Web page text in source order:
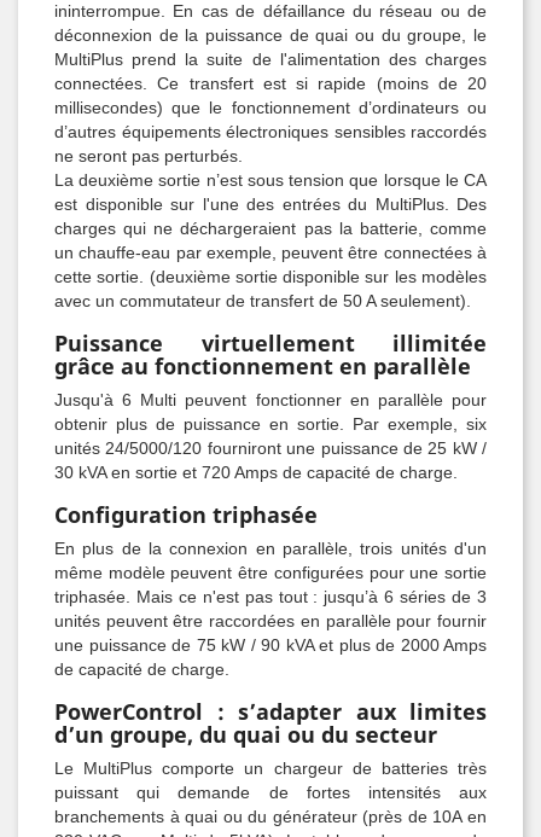
ininterrompue. En cas de défaillance du réseau ou de
déconnexion de la puissance de quai ou du groupe, le
MultiPlus prend la suite de l'alimentation des charges
connectées. Ce transfert est si rapide (moins de 20
millisecondes) que le fonctionnement d’ordinateurs ou
d’autres équipements électroniques sensibles raccordés
ne seront pas perturbés.
La deuxième sortie n’est sous tension que lorsque le CA
est disponible sur l'une des entrées du MultiPlus. Des
charges qui ne déchargeraient pas la batterie, comme
un chauffe-eau par exemple, peuvent être connectées à
cette sortie. (deuxième sortie disponible sur les modèles
avec un commutateur de transfert de 50 A seulement).
Puissance virtuellement illimitée
grâce au fonctionnement en parallèle
Jusqu'à 6 Multi peuvent fonctionner en parallèle pour
obtenir plus de puissance en sortie. Par exemple, six
unités 24/5000/120 fourniront une puissance de 25 kW /
30 kVA en sortie et 720 Amps de capacité de charge.
Configuration triphasée
En plus de la connexion en parallèle, trois unités d'un
même modèle peuvent être configurées pour une sortie
triphasée. Mais ce n'est pas tout : jusqu’à 6 séries de 3
unités peuvent être raccordées en parallèle pour fournir
une puissance de 75 kW / 90 kVA et plus de 2000 Amps
de capacité de charge.
PowerControl : s’adapter aux limites
d’un groupe, du quai ou du secteur
Le MultiPlus comporte un chargeur de batteries très
puissant qui demande de fortes intensités aux
branchements à quai ou du générateur (près de 10A en